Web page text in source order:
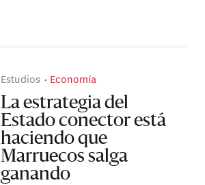
Estudios Economía
La estrategia del
Estado conector está
haciendo que
Marruecos salga
ganando